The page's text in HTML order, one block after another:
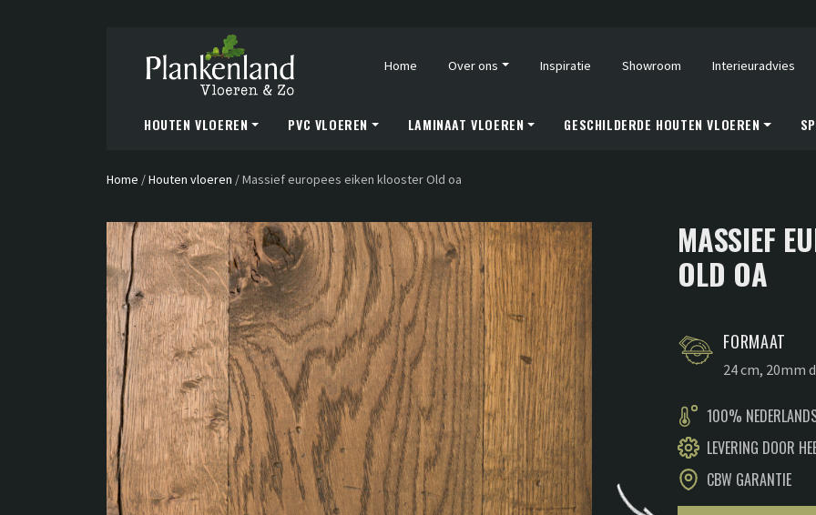
Home Over ons Inspiratie Showroom Interieuradvies
HOUTEN VLOEREN PVC VLOEREN LAMINAAT VLOEREN GESCHILDERDE HOUTEN VLOEREN
Home /Houten vloeren /Massief europees eiken klooster Old oa
MASSIEF
OLD OA
FORMAAT
24 cm, 20mm
100%
LEVERING DOOR
CBW GARANTIE